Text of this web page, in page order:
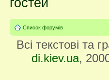
Список форумів
Всі текстові та
di.kiev.ua,